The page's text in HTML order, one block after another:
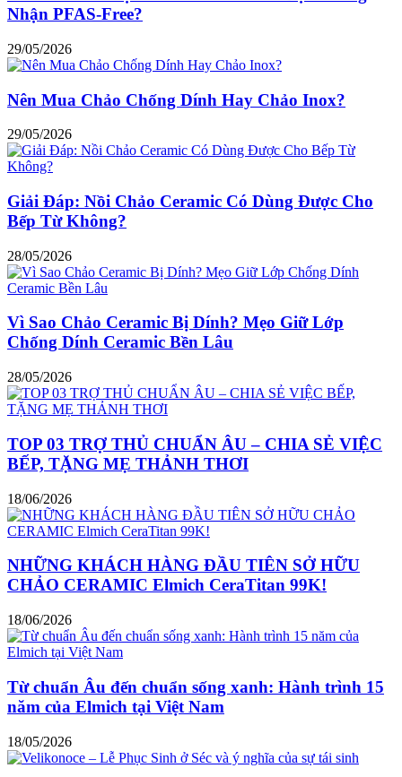
Nhận PFAS-Free?
29/05/2026
Nên Mua Chảo Chống Dính Hay Chảo Inox?
29/05/2026
Giải Đáp: Nồi Chảo Ceramic Có Dùng Được Cho
Bếp Từ Không?
28/05/2026
Vì Sao Chảo Ceramic Bị Dính? Mẹo Giữ Lớp
Chống Dính Ceramic Bền Lâu
28/05/2026
TOP 03 TRỢ THỦ CHUẨN ÂU – CHIA SẺ VIỆC
BẾP, TẶNG MẸ THẢNH THƠI
18/06/2026
NHỮNG KHÁCH HÀNG ĐẦU TIÊN SỞ HỮU
CHẢO CERAMIC Elmich CeraTitan 99K!
18/06/2026
Từ chuẩn Âu đến chuẩn sống xanh: Hành trình 15
năm của Elmich tại Việt Nam
18/05/2026